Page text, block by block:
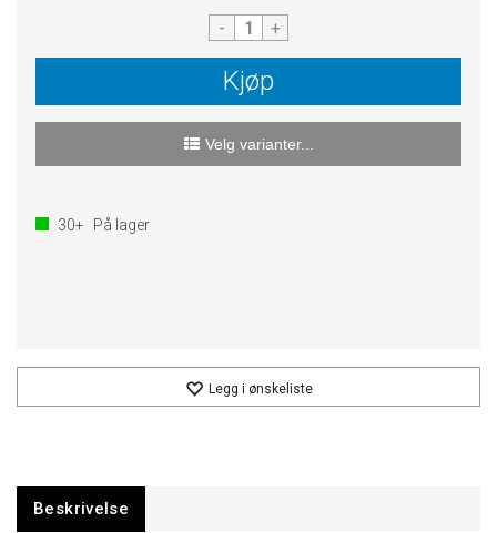
- +
Kjøp
Velg varianter...
30+ På lager
Legg i ønskeliste
Beskrivelse